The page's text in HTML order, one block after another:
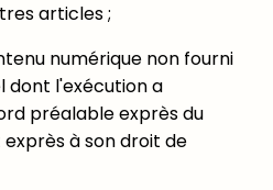
articles ;
numérique non fourni
dont l'exécution a
préalable exprès du
à son droit de